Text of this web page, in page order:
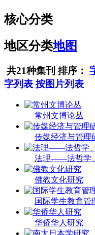
核心分类
地区分类地图
共21种集刊 排序：
字列表 按图片列表
常州文博论丛
传媒经济与管理
法理——法哲学
佛教文化研究
国际学生教育管
华侨华人研究